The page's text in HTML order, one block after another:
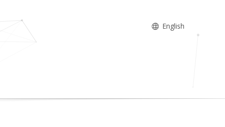
English